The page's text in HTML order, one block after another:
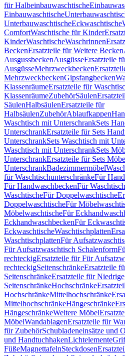
für Halbeinbauwaschtische
Einbauwaschtische
UnterbauwaschtischeEckwaschtische
ComfortWaschtische für Kinder
KinderWaschtischeWaschrinnen
BeckenErsatzteile für Weitere Becken
AusgussbeckenAusgüsseErsatzteile
AusgüsseMehrzweckbecken
MehrzweckbeckenGipsfangbecken
KlassenräumeErsatzteile für
KlassenräumeZubehörSäulen
SäulenHalbsäulenErsatzteile für
HalbsäulenZubehörAblaufkappen
Waschtisch mit UnterschrankSets
UnterschrankErsatzteile für Sets
UnterschrankSets Waschtisch mit
Waschtisch mit UnterschrankSets
UnterschrankErsatzteile für Sets
UnterschrankBadezimmermöbel
für WaschtischunterschränkeFür
Für HandwaschbeckenFür
WaschtischeFür Doppelwaschtische
DoppelwaschtischeFür
MöbelwaschtischeFür
EckhandwaschbeckenFür
EckwaschtischeWaschtischplatten
WaschtischplattenFür
Für Aufsatzwaschtisch Schalenform
rechteckigErsatzteile für Für
rechteckigSeitenschränkeErsatzteile
SeitenschränkeErsatzteile für Niedrige
SeitenschränkeHochschränke
HochschränkeMittelhochschränke
MittelhochschränkeHängeschränke
HängeschränkeWeitere Möbel
MöbelWandablagenErsatzteile für
für ZubehörSchubladeneinsätze und
und HandtuchhakenLichtelemente
FüßeMagnettafelnSteckdosen